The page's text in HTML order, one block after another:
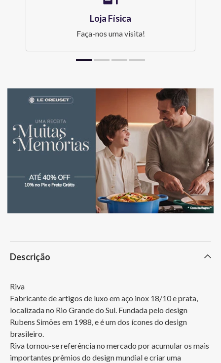
Loja Física
Faça-nos uma visita!
Descrição
Riva
Fabricante de artigos de luxo em aço inox 18/10 e prata,
localizada no Rio Grande do Sul. Fundada pelo design
Rubens Simões em 1988, e é um dos ícones do design
brasileiro.
Riva tornou-se referência no mercado por acumular os mais
importantes prêmios do design mundial e criar uma